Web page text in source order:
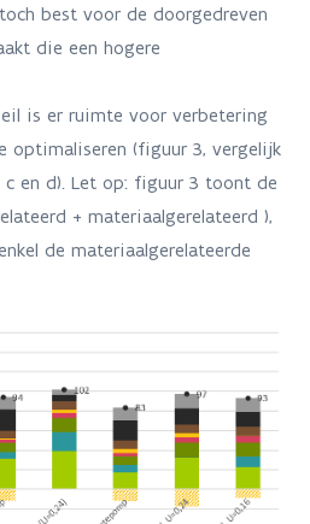
best voor de doorgedreven
die een hogere
is er ruimte voor verbetering
optimaliseren (figuur 3, vergelijk
c en d). Let op: figuur 3 toont de
+ materiaalgerelateerd ),
de materiaalgerelateerde